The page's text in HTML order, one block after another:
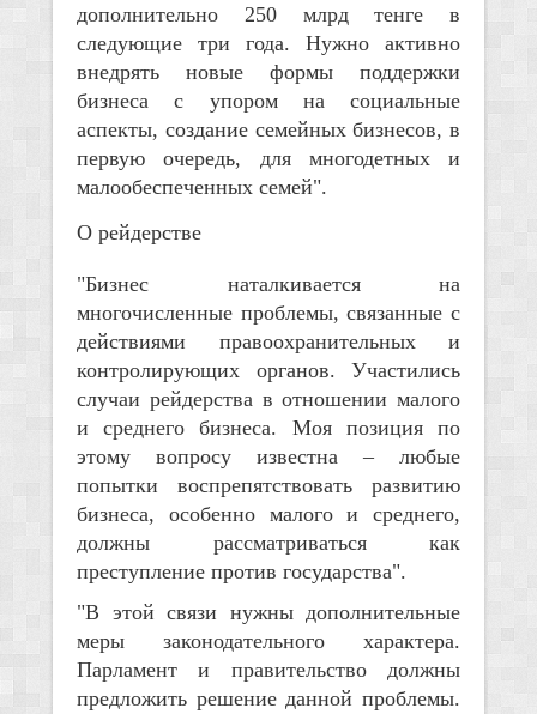
дополнительно 250 млрд тенге в
следующие три года. Нужно активно
внедрять новые формы поддержки
бизнеса с упором на социальные
аспекты, создание семейных бизнесов, в
первую очередь, для многодетных и
малообеспеченных семей".
О рейдерстве
"Бизнес наталкивается на
многочисленные проблемы, связанные с
действиями правоохранительных и
контролирующих органов. Участились
случаи рейдерства в отношении малого
и среднего бизнеса. Моя позиция по
этому вопросу известна – любые
попытки воспрепятствовать развитию
бизнеса, особенно малого и среднего,
должны рассматриваться как
преступление против государства".
"В этой связи нужны дополнительные
меры законодательного характера.
Парламент и правительство должны
предложить решение данной проблемы.